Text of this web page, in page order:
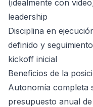
(idealmente con
leadership
Disciplina en
definido y
kickoff inicial
Beneficios de la
Autonomía completa
presupuesto anual